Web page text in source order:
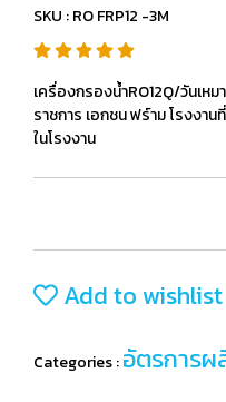
SKU : RO FRP12 -3M
เครื่องกรองน้ำRO12Q/วันเห
ราชการ เอกชน ฟร์าม โรงงา
ในโรงงาน
Add to wishlist
Categories :อัตรการ